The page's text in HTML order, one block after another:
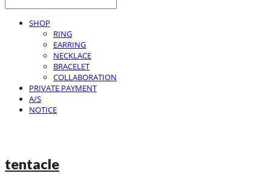
SHOP
RING
EARRING
NECKLACE
BRACELET
COLLABORATION
PRIVATE PAYMENT
A/S
NOTICE
tentacle